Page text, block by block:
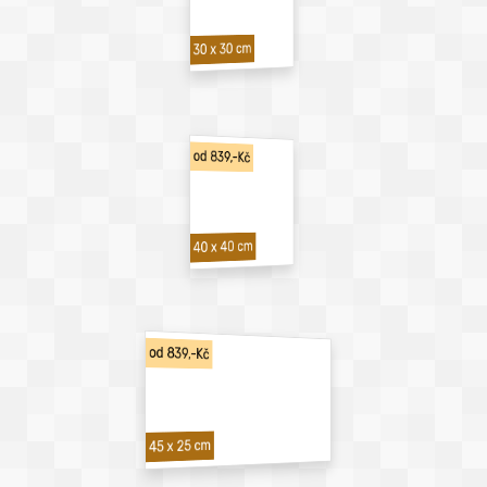
30 x 30 cm
od 839,-Kč
40 x 40 cm
od 839,-Kč
45 x 25 cm